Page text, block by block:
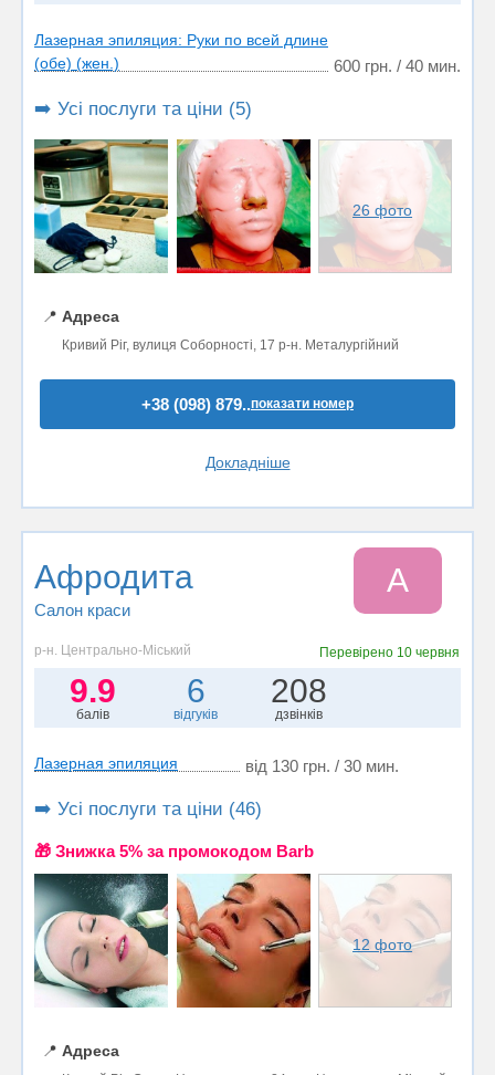
Лазерная эпиляция: Руки по всей длине
(обе) (жен.)
600 грн. / 40 мин.
➡️ Усі послуги та ціни (5)
26 фото
📍 Адреса
Кривий Ріг, вулиця Соборності, 17 р-н. Металургійний
+38 (098) 879..показати номер
Докладніше
Афродита
Салон краси
А
р-н. Центрально-Міський Перевірено 10 червня
9.9
балів
6
відгуків
208
дзвінків
Лазерная эпиляция від 130 грн. / 30 мин.
➡️ Усі послуги та ціни (46)
🎁 Знижка 5% за промокодом Barb
12 фото
📍 Адреса